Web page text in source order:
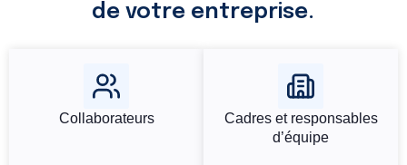
de votre entreprise.
Collaborateurs
Cadres et responsables
d’équipe